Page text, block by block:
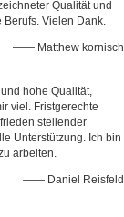
Qualität und
Berufs. Vielen Dank.
—— Matthew kornisch
hohe Qualität,
viel. Fristgerechte
stellender
Unterstützung. Ich bin
arbeiten.
—— Daniel Reisfeld